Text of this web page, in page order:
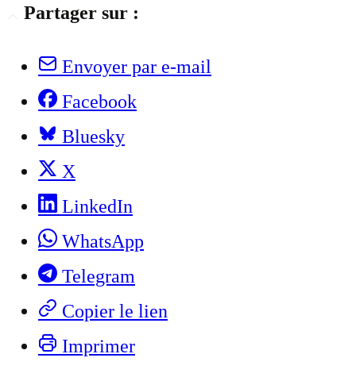
Partager sur :
Envoyer par e-mail
Facebook
Bluesky
X
LinkedIn
WhatsApp
Telegram
Copier le lien
Imprimer